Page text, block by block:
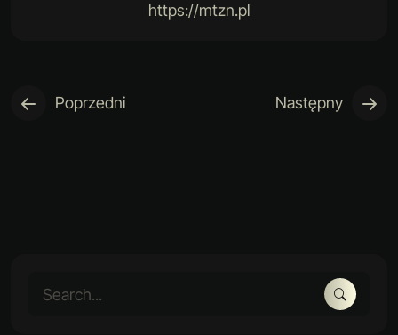
https://mtzn.pl
Poprzedni Następny